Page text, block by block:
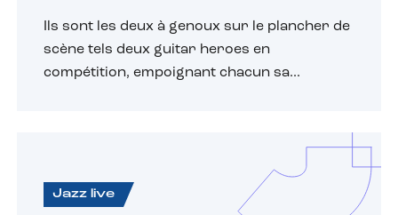
Ils sont les deux à genoux sur le plancher de
scène tels deux guitar heroes en
compétition, empoignant chacun sa...
Jazz live